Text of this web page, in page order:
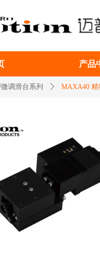
产品
调滑台系列 ꄲ MAXA40 精